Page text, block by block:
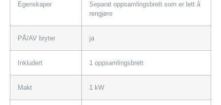
Egenskaper
Separat oppsamlingsbrett som er lett å
rengjøre
PÅ/AV bryter ja
Inkludert 1 oppsamlingsbrett
Makt 1 kW